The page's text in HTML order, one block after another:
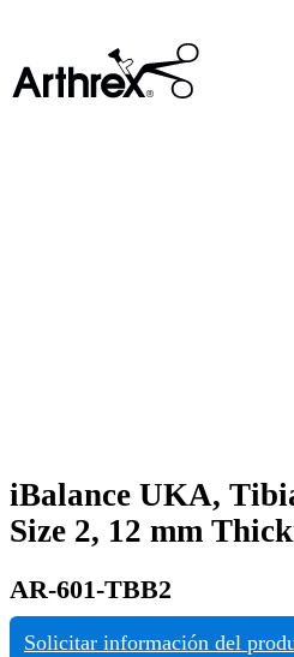
iBalance UKA,
Size 2, 12 mm
AR-601-TBB2
Solicitar información del